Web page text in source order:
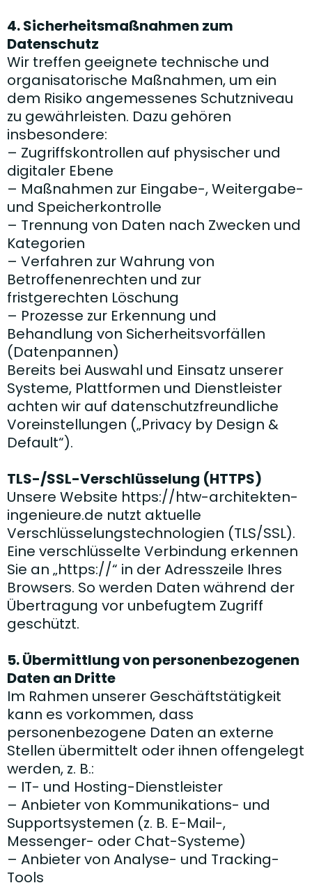
4. Sicherheitsmaßnahmen zum
Datenschutz
Wir treffen geeignete technische und
organisatorische Maßnahmen, um ein
dem Risiko angemessenes Schutzniveau
zu gewährleisten. Dazu gehören
insbesondere:
– Zugriffskontrollen auf physischer und
digitaler Ebene
– Maßnahmen zur Eingabe-, Weitergabe-
und Speicherkontrolle
– Trennung von Daten nach Zwecken und
Kategorien
– Verfahren zur Wahrung von
Betroffenenrechten und zur
fristgerechten Löschung
– Prozesse zur Erkennung und
Behandlung von Sicherheitsvorfällen
(Datenpannen)
Bereits bei Auswahl und Einsatz unserer
Systeme, Plattformen und Dienstleister
achten wir auf datenschutzfreundliche
Voreinstellungen („Privacy by Design &
Default“).
TLS-/SSL-Verschlüsselung (HTTPS)
Unsere Website https://htw-architekten-
ingenieure.de nutzt aktuelle
Verschlüsselungstechnologien (TLS/SSL).
Eine verschlüsselte Verbindung erkennen
Sie an „https://“ in der Adresszeile Ihres
Browsers. So werden Daten während der
Übertragung vor unbefugtem Zugriff
geschützt.
5. Übermittlung von personenbezogenen
Daten an Dritte
Im Rahmen unserer Geschäftstätigkeit
kann es vorkommen, dass
personenbezogene Daten an externe
Stellen übermittelt oder ihnen offengelegt
werden, z. B.:
– IT- und Hosting-Dienstleister
– Anbieter von Kommunikations- und
Supportsystemen (z. B. E-Mail-,
Messenger- oder Chat-Systeme)
– Anbieter von Analyse- und Tracking-
Tools